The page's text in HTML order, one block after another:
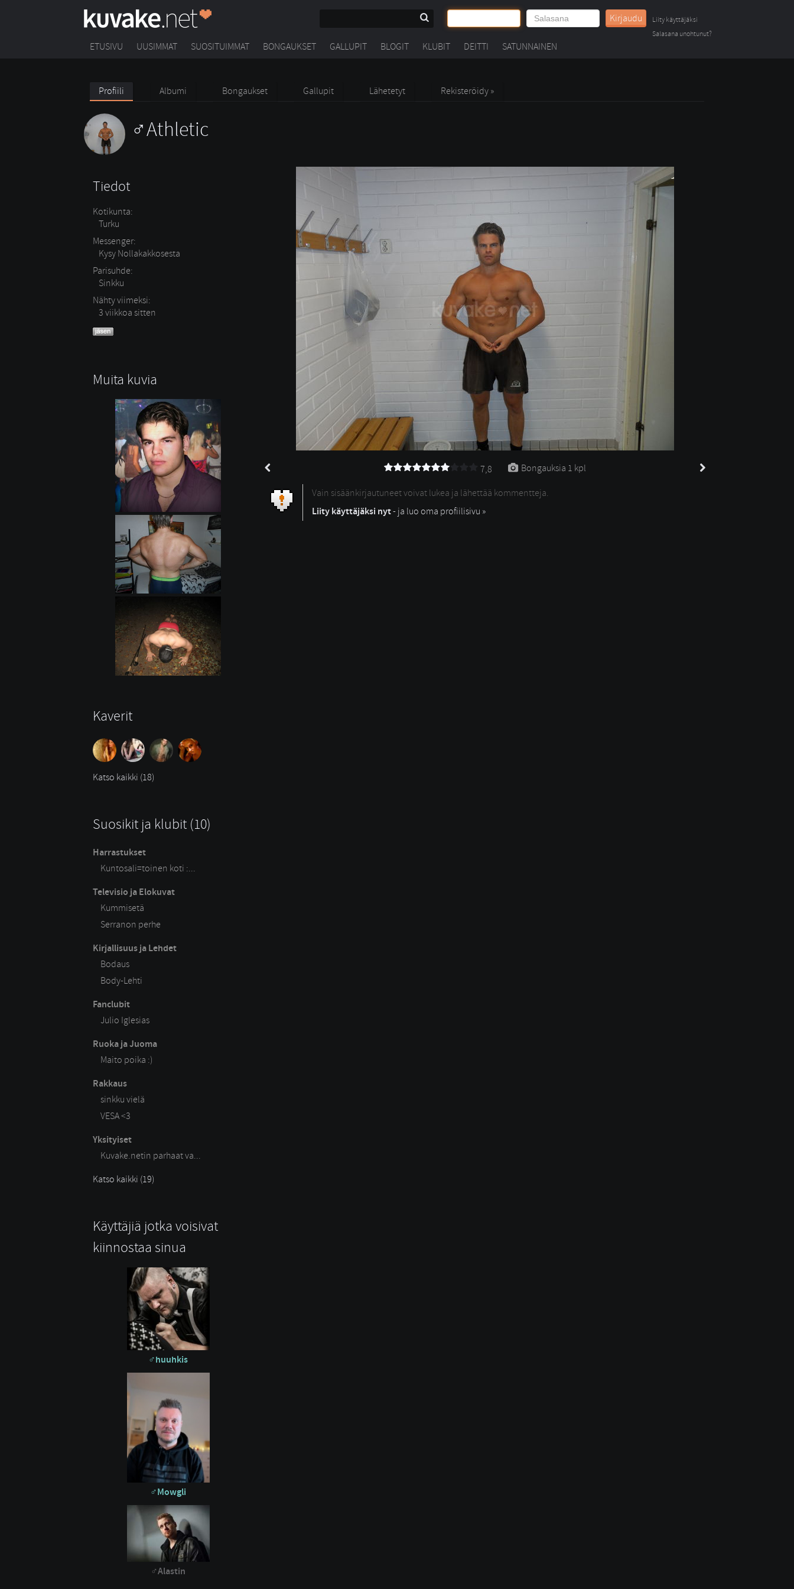
Kirjaudu
Liity käyttäjäksi
Salasana unohtunut?
ETUSIVU UUSIMMAT SUOSITUIMMAT BONGAUKSET GALLUPIT BLOGIT KLUBIT DEITTI SATUNNAINEN
Profiili Albumi Bongaukset Gallupit Lähetetyt Rekisteröidy »
Athletic
Tiedot
Kotikunta:
Turku
Messenger:
Kysy Nollakakkosesta
Parisuhde:
Sinkku
Nähty viimeksi:
3 viikkoa sitten
Muita kuvia
Kaverit
Katso kaikki (18)
Suosikit ja klubit (10)
Harrastukset
Kuntosali=toinen koti :...
Televisio ja Elokuvat
Kummisetä
Serranon perhe
Kirjallisuus ja Lehdet
Bodaus
Body-Lehti
Fanclubit
Julio Iglesias
Ruoka ja Juoma
Maito poika :)
Rakkaus
sinkku vielä
VESA <3
Yksityiset
Kuvake.netin parhaat va...
Katso kaikki (19)
Käyttäjiä jotka voisivat
kiinnostaa sinua
huuhkis
Mowgli
Alastin
7,8 Bongauksia 1 kpl
Vain sisäänkirjautuneet voivat lukea ja lähettää kommentteja.
Liity käyttäjäksi nyt- ja luo oma profiilisivu »